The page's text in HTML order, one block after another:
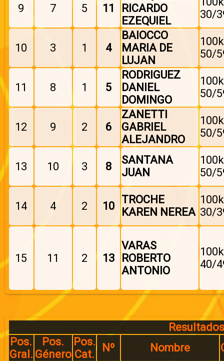
9 7 5 11
RICARDO
EZEQUIEL
30/
10 3 1 4
BAIOCCO
MARIA DE
LUJAN
100k
50/
11 8 1 5
RODRIGUEZ
DANIEL
DOMINGO
100k
50/
12 9 2 6
ZANETTI
GABRIEL
ALEJANDRO
100k
50/
13 10 3 8
SANTANA
JUAN
100k
50/
14 4 2 10
TROCHE
KAREN NEREA
100k
30/
15 11 2 13
VARAS
ROBERTO
ANTONIO
100k
40/
Pos.
Gral.
Pos.
Género
Pos.
Cat.
Nº Nombre